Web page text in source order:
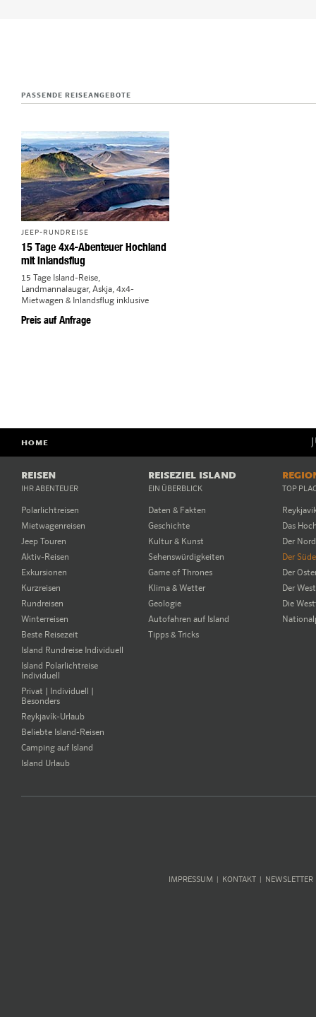
PASSENDE REISEANGEBOTE
JEEP-RUNDREISE
15 Tage 4x4-Abenteuer Hochland
mit Inlandsflug
15 Tage Island-Reise,
Landmannalaugar, Askja, 4x4-
Mietwagen & Inlandsflug inklusive
Preis auf Anfrage
HOME
REISEN
IHR ABENTEUER
Polarlichtreisen
Mietwagenreisen
Jeep Touren
Aktiv-Reisen
Exkursionen
Kurzreisen
Rundreisen
Winterreisen
Beste Reisezeit
Island Rundreise Individuell
Island Polarlichtreise
Individuell
Privat | Individuell |
Besonders
Reykjavík-Urlaub
Beliebte Island-Reisen
Camping auf Island
Island Urlaub
REISEZIEL ISLAND
EIN ÜBERBLICK
Daten & Fakten
Geschichte
Kultur & Kunst
Sehenswürdigkeiten
Game of Thrones
Klima & Wetter
Geologie
Autofahren auf Island
Tipps & Tricks
TOP
Das
Der
Der
Der
Der
Die
IMPRESSUM KONTAKT NEWSLETTER